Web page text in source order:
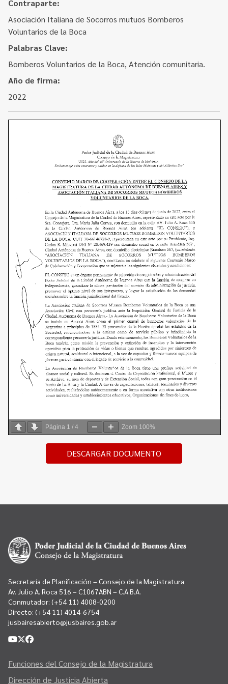
Convenios
Acceso a la información Pública
Pedido de Acceso a la Información online
Recursos y Acceso a la Justicia
Repositorio de Datos Abiertos
Programa Educación en Derechos Humanos
Cuento con Derechos
Transparencia
Contacto
Contraparte:
Asociación Italiana de Socorros mutuos Bomberos
Voluntarios de la Boca
Palabras Clave:
Bomberos Voluntarios de la Boca, Atención comunitaria.
Año de firma:
2022
Página 1 / 4 Zoom 100%
DESCARGAR DOCUMENTO
Secretaría de Planificación – Consejo de la Magistratura
Av. Julio A. Roca 516 – C1067ABN – C.A.B.A.
Conmutador: (+54 11) 4008-0200
Directo: (+54 11) 4014-6754
jusbairesabierto@jusbaires.gob.ar
Funciones del Consejo de la Magistratura
Dirección de Justicia Abierta